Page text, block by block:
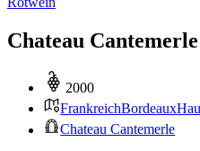
Chateau
2000
FrankreichBordeaux
Chateau Cantemerle